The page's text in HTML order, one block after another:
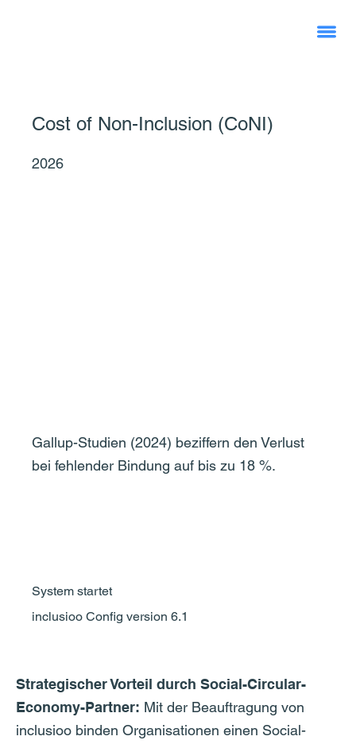
Cost of Non-Inclusion (CoNI)
2026
Gallup-Studien (2024) beziffern den Verlust
bei fehlender Bindung auf bis zu 18 %.
System startet
inclusioo Config version 6.1
Strategischer Vorteil durch Social-Circular-
Economy-Partner: Mit der Beauftragung von
inclusioo binden Organisationen einen Social-